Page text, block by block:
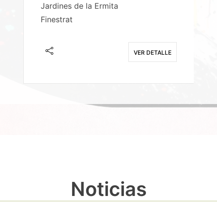
Jardines de la Ermita
Finestrat
VER DETALLE
Noticias